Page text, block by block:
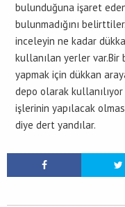
bulunduğuna işaret
bulunmadığını
inceleyin ne kadar
kullanılan yerler var.Bir
yapmak için dükkan
depo olarak
işlerinin yapılacak
diye dert yandılar.